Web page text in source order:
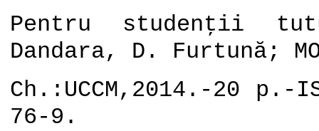
Pentru studenţii
Dandara, D. Furtună;
Ch.:UCCM,2014.-20 p.-
76-9.